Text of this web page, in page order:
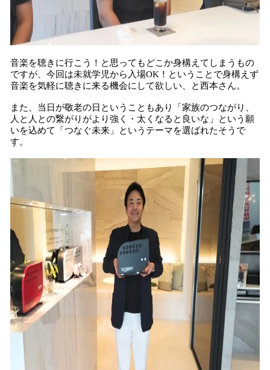
音楽を聴きに行こう！と思ってもどこか身構えてしまうもの
ですが、今回は未就学児から入場OK！ということで身構えず
音楽を気軽に聴きに来る機会にして欲しい、と西本さん。
また、当日が敬老の日ということもあり「家族のつながり、
人と人との繋がりがより強く・太くなると良いな」という願
いを込めて「つなぐ未来」というテーマを選ばれたそうで
す。